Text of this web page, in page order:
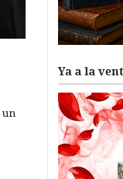
un
Ya a la